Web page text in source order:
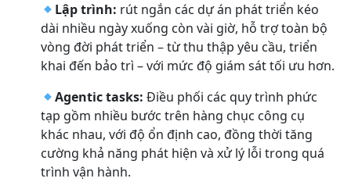
Lập trình: rút ngắn các dự án phát triển kéo
dài nhiều ngày xuống còn vài giờ, hỗ trợ toàn bộ
vòng đời phát triển – từ thu thập yêu cầu, triển
khai đến bảo trì – với mức độ giám sát tối ưu hơn.
Agentic tasks: Điều phối các quy trình phức
tạp gồm nhiều bước trên hàng chục công cụ
khác nhau, với độ ổn định cao, đồng thời tăng
cường khả năng phát hiện và xử lý lỗi trong quá
trình vận hành.